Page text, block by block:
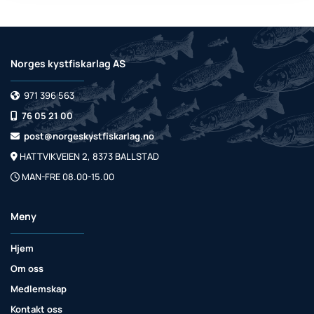
Norges kystfiskarlag AS
 971 396 563
 76 05 21 00
 post@norgeskystfiskarlag.no
 HATTVIKVEIEN 2, 8373 BALLSTAD
 MAN-FRE 08.00-15.00
Meny
Hjem
Om oss
Medlemskap
Kontakt oss